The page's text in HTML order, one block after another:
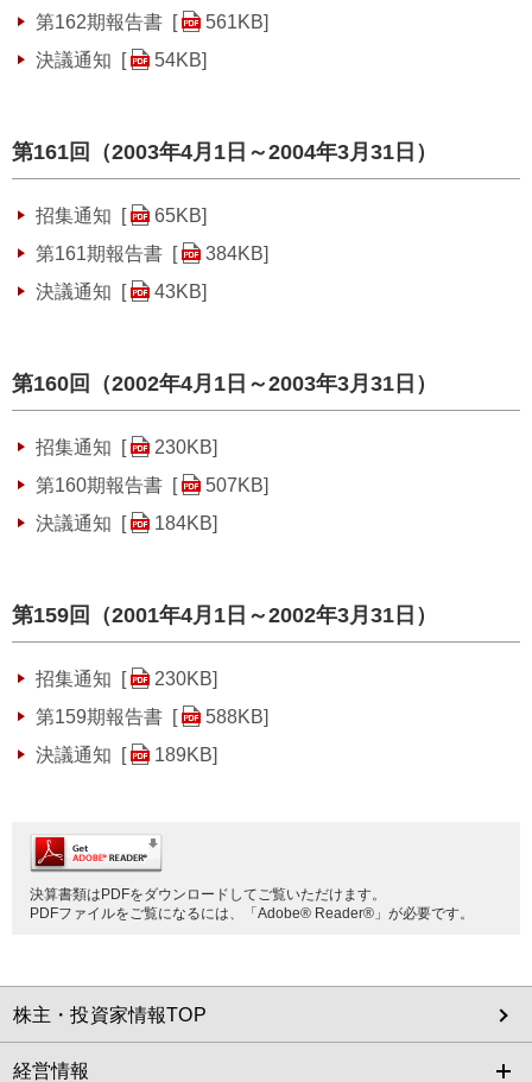
第162期報告書 [ 561KB]
決議通知 [
54KB]
第161回（2003年4月1日～2004年3月31日）
招集通知 [ 65KB]
第161期報告書 [
384KB]
決議通知 [
43KB]
第160回（2002年4月1日～2003年3月31日）
招集通知 [ 230KB]
第160期報告書 [
507KB]
決議通知 [
184KB]
第159回（2001年4月1日～2002年3月31日）
招集通知 [ 230KB]
第159期報告書 [
588KB]
決議通知 [
189KB]
決算書類はPDFをダウンロードしてご覧いただけます。
PDFファイルをご覧になるには、「Adobe® Reader®」が必要です。
株主・投資家情報TOP
経営情報